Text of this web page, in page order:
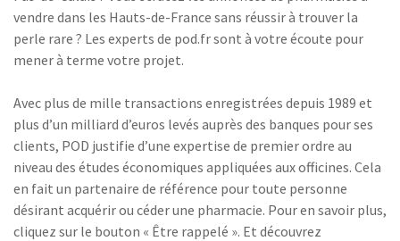
vendre dans les Hauts-de-France sans réussir à trouver la
perle rare ? Les experts de pod.fr sont à votre écoute pour
mener à terme votre projet.
Avec plus de mille transactions enregistrées depuis 1989 et
plus d’un milliard d’euros levés auprès des banques pour ses
clients, POD justifie d’une expertise de premier ordre au
niveau des études économiques appliquées aux officines. Cela
en fait un partenaire de référence pour toute personne
désirant acquérir ou céder une pharmacie. Pour en savoir plus,
cliquez sur le bouton « Être rappelé ». Et découvrez